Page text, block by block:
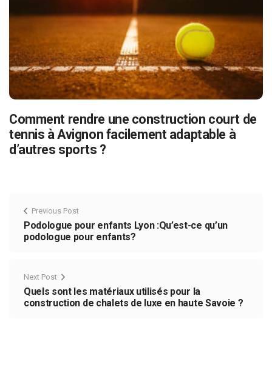
Comment rendre une construction court de
tennis à Avignon facilement adaptable à
d’autres sports ?
Previous Post
Podologue pour enfants Lyon :Qu’est-ce qu’un
podologue pour enfants?
Next Post
Quels sont les matériaux utilisés pour la
construction de chalets de luxe en haute Savoie ?